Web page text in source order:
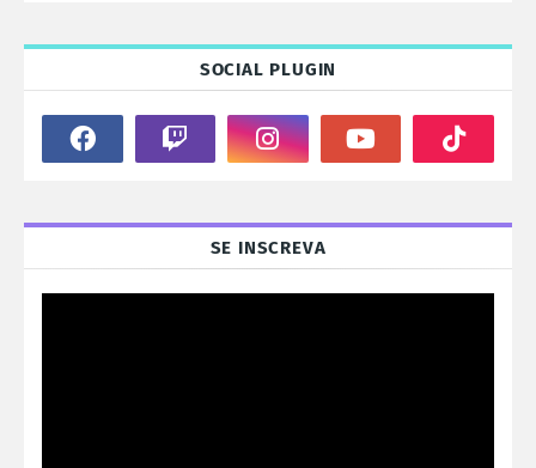
SOCIAL PLUGIN
SE INSCREVA